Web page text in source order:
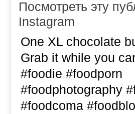
Посмотреть эту
Instagram
One XL chocolate
Grab it while you
#foodie #foodporn
#foodphotography
#foodcoma